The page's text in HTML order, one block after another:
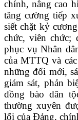
chính, nâng cao
tăng cường tiếp
siết chặt kỷ
chức, viên chức;
phục vụ Nhân
của MTTQ và
những đổi mới,
giám sát, phản
đồng bào dân
thường xuyên
lối của Đảng,